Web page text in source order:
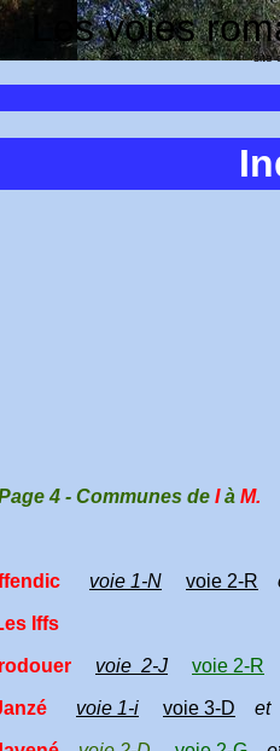
Les voies
site
4 - Communes de Ià M.
voie 1-N voie 2-R
Iffs
Irodouer voie 2-J voie 2-R
voie 1-i voie 3-D et